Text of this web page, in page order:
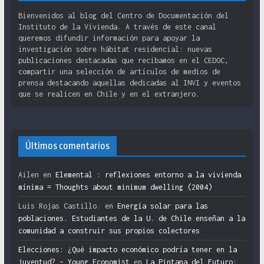
Bienvenidos al blog del Centro de Documentación del
Instituto de la Vivienda. A través de este canal
queremos difundir información para apoyar la
investigación sobre hábitat residencial: nuevas
publicaciones destacadas que recibamos en el CEDOC,
compartir una selección de artículos de medios de
prensa destacando aquellas dedicadas al INVI y eventos
que se realicen en Chile y en el extranjero.
Últimos comentarios
Ailen en Elemental : reflexiones entorno a la vivienda
mínima = Thoughts about minimum dwelling (2004)
Luis Rojas Castillo. en Energía solar para las
poblaciones. Estudiantes de la U. de Chile enseñan a la
comunidad a construir sus propios colectores
Elecciones: ¿Qué impacto económico podría tener en la
juventud? – Young Economist en La Pintana del Futuro: